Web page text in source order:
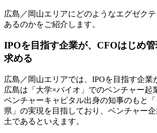
広島／岡山エリアにどのようなエグゼク
あるのかをご紹介します。
IPOを目指す企業が、CFOはじめ
求める
広島／岡山エリアでは、IPOを目指す企業
広島は「大学×バイオ」でのベンチャー起
ベンチャーキャピタル出身の知事のもと
県」の実現を目指しており、ベンチャー
土であるといえます。